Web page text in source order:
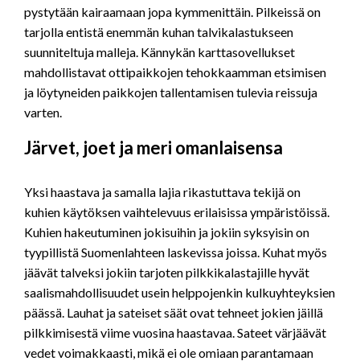
pystytään kairaamaan jopa kymmenittäin. Pilkeissä on
tarjolla entistä enemmän kuhan talvikalastukseen
suunniteltuja malleja. Kännykän karttasovellukset
mahdollistavat ottipaikkojen tehokkaamman etsimisen
ja löytyneiden paikkojen tallentamisen tulevia reissuja
varten.
Järvet, joet ja meri omanlaisensa
Yksi haastava ja samalla lajia rikastuttava tekijä on
kuhien käytöksen vaihtelevuus erilaisissa ympäristöissä.
Kuhien hakeutuminen jokisuihin ja jokiin syksyisin on
tyypillistä Suomenlahteen laskevissa joissa. Kuhat myös
jäävät talveksi jokiin tarjoten pilkkikalastajille hyvät
saalismahdollisuudet usein helppojenkin kulkuyhteyksien
päässä. Lauhat ja sateiset säät ovat tehneet jokien jäillä
pilkkimisestä viime vuosina haastavaa. Sateet värjäävät
vedet voimakkaasti, mikä ei ole omiaan parantamaan